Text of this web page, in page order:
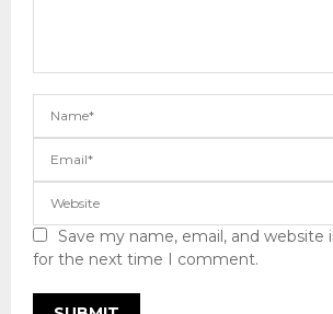
Save my name, email, and website
for the next time I comment.